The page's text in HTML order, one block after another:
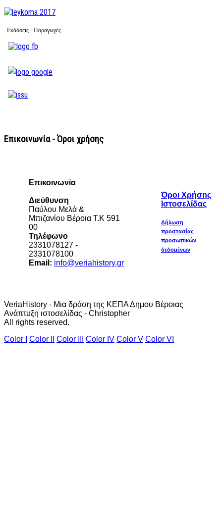
Εκδόσεις - Παραγωγές
Επικοινωνία - Όροι χρήσης
Επικοινωνία
Διεύθυνση
Παύλου Μελά &
Μπιζανίου Βέροια Τ.Κ 591
00
Τηλέφωνο
2331078127 -
2331078100
Email: info@veriahistory.gr
Όροι Χρήσης
Ιστοσελίδας
Δήλωση
προστασίας
προσωπικών
δεδομένων
VeriaHistory - Μια δράση της ΚΕΠΑ Δημου Βέροιας
Ανάπτυξη ιστοσελίδας - Christopher
All rights reserved.
Color I
Color II Color III Color IV Color V Color VI